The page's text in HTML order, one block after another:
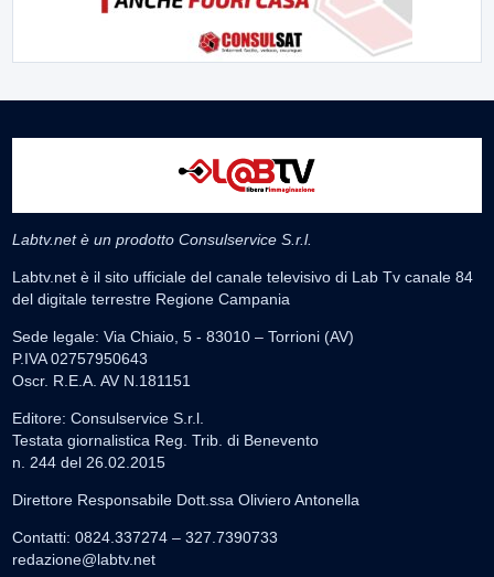
Labtv.net è un prodotto Consulservice S.r.l.
Labtv.net è il sito ufficiale del canale televisivo di Lab Tv canale 84
del digitale terrestre Regione Campania
Sede legale: Via Chiaio, 5 - 83010 – Torrioni (AV)
P.IVA 02757950643
Oscr. R.E.A. AV N.181151
Editore: Consulservice S.r.l.
Testata giornalistica Reg. Trib. di Benevento
n. 244 del 26.02.2015
Direttore Responsabile Dott.ssa Oliviero Antonella
Contatti: 0824.337274 – 327.7390733
redazione@labtv.net